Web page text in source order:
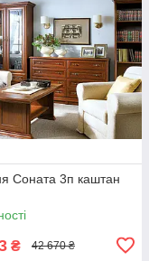
Соната 3п каштан
₴ 42 670 ₴